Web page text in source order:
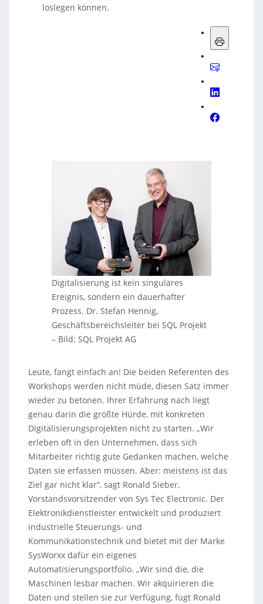
loslegen können.
Digitalisierung ist kein singuläres
Ereignis, sondern ein dauerhafter
Prozess. Dr. Stefan Hennig,
Geschäftsbereichsleiter bei SQL Projekt
– Bild: SQL Projekt AG
Leute, fangt einfach an! Die beiden Referenten des
Workshops werden nicht müde, diesen Satz immer
wieder zu betonen. Ihrer Erfahrung nach liegt
genau darin die größte Hürde, mit konkreten
Digitalisierungsprojekten nicht zu starten. „Wir
erleben oft in den Unternehmen, dass sich
Mitarbeiter richtig gute Gedanken machen, welche
Daten sie erfassen müssen. Aber: meistens ist das
Ziel gar nicht klar“, sagt Ronald Sieber,
Vorstandsvorsitzender von Sys Tec Electronic. Der
Elektronikdienstleister entwickelt und produziert
industrielle Steuerungs- und
Kommunikationstechnik und bietet mit der Marke
SysWorxx dafür ein eigenes
Automatisierungsportfolio. „Wir sind die, die
Maschinen lesbar machen. Wir akquirieren die
Daten und stellen sie zur Verfügung, fügt Ronald